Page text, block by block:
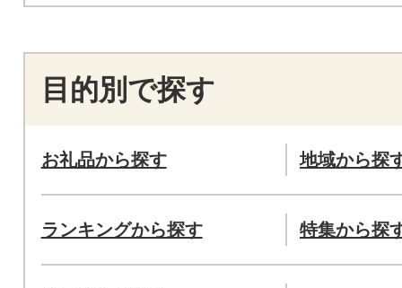
目的別で探す
お礼品から探す 地域から探
ランキングから探す 特集から探